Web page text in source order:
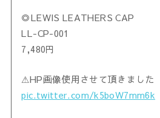
◎LEWIS LEATHERS CAP
LL-CP-001
7,480円
⚠︎HP画像使用させて頂きました
pic.twitter.com/k5boW7mm6k